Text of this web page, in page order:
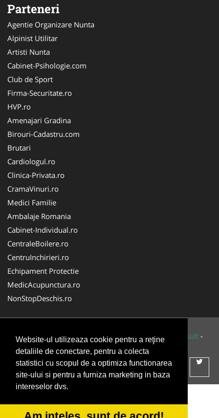
Website-ul utilizeaza cookie pentru a reţine
detaliile de conectare, pentru a colecta
statistici cu scopul de a optimiza functionarea
site-ului si pentru a furniza marketing in baza
intereselor dvs.
Parteneri
Agentie Organizare Nunta
Alpinist Utilitar
Artisti Nunta
Cabinet-Psihologie.com
Club de Sport
Firma-Securitate.ro
HVP.ro
Amenajari Gradina
Birouri-Cadastru.com
Brutari
Cardiologul.ro
Clinica-Privata.ro
CramaVinuri.ro
Medici Familie
Ambalaje Romania
Cabinet-Individual.ro
CentraleBoilere.ro
CentruInchirieri.ro
Echipament Protectie
MedicAcupunctura.ro
NonStopDeschis.ro
© 2014-2026 Powered byVilonMedia& Tokaido Consult -
ANPC SOL